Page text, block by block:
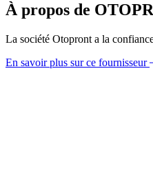
À propos de
La société Otopront a la
En savoir plus sur ce fournisseur